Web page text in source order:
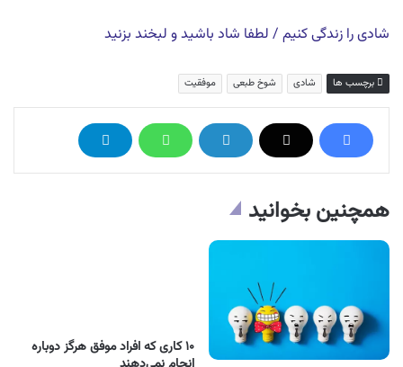
شادی را زندگی کنیم / لطفا شاد باشید و لبخند بزنید
برچسب ها شادی شوخ طبعی موفقیت
همچنین بخوانید
۱۰ کاری که افراد موفق هرگز دوباره